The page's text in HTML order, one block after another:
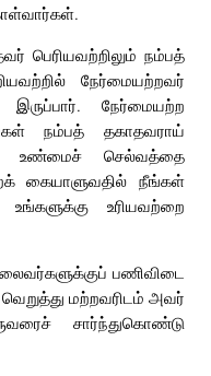
பெரியவற்றிலும் நம்பத்
நேர்மையற்றவர்
இருப்பார். நேர்மையற்ற
நம்பத் தகாதவராய்
உண்மைச் செல்வத்தை
கையாளுவதில் நீங்கள்
உரியவற்றை
பணிவிடை
மற்றவரிடம் அவர்
சார்ந்துகொண்டு